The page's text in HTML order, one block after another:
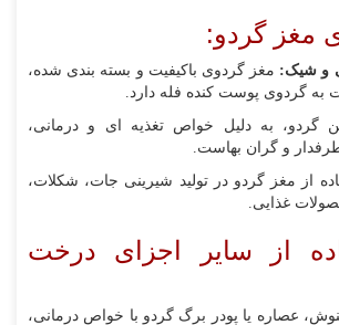
و شیک: مغز گردوی باکیفیت و بسته‌ بندی شده،
به گردوی پوست‌ کنده فله دارد.
گردو، به دلیل خواص تغذیه‌ ای و درمانی،
و گران‌ بهاست.
از مغز گردو در تولید شیرینی‌ جات، شکلات،
غذایی.
از سایر اجزای درخت
عصاره یا پودر برگ گردو با خواص درمانی،